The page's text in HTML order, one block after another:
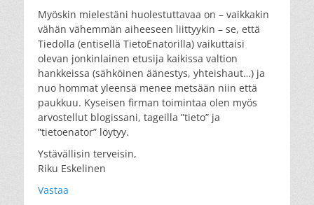
Myöskin mielestäni huolestuttavaa on – vaikkakin
vähän vähemmän aiheeseen liittyykin – se, että
Tiedolla (entisellä TietoEnatorilla) vaikuttaisi
olevan jonkinlainen etusija kaikissa valtion
hankkeissa (sähköinen äänestys, yhteishaut…) ja
nuo hommat yleensä menee metsään niin että
paukkuu. Kyseisen firman toimintaa olen myös
arvostellut blogissani, tageilla ”tieto” ja
”tietoenator” löytyy.
Ystävällisin terveisin,
Riku Eskelinen
Vastaa